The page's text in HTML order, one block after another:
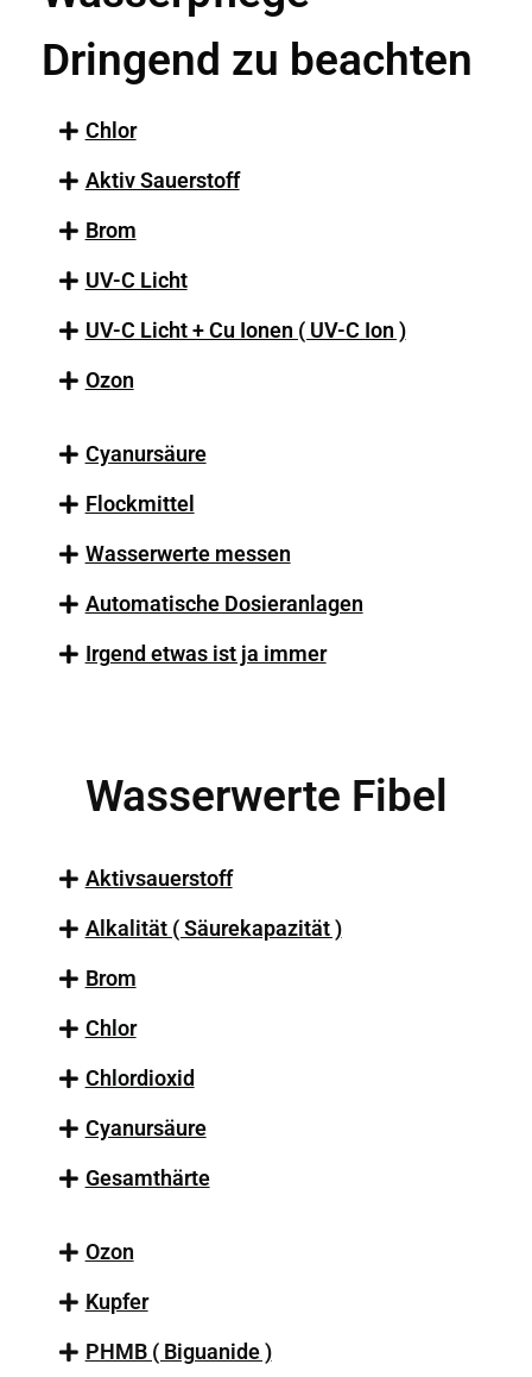
Dringend zu beachten
Chlor
Aktiv Sauerstoff
Brom
UV-C Licht
UV-C Licht + Cu Ionen ( UV-C Ion )
Ozon
Cyanursäure
Flockmittel
Wasserwerte messen
Automatische Dosieranlagen
Irgend etwas ist ja immer
Wasserwerte Fibel
Aktivsauerstoff
Alkalität ( Säurekapazität )
Brom
Chlor
Chlordioxid
Cyanursäure
Gesamthärte
Ozon
Kupfer
PHMB ( Biguanide )